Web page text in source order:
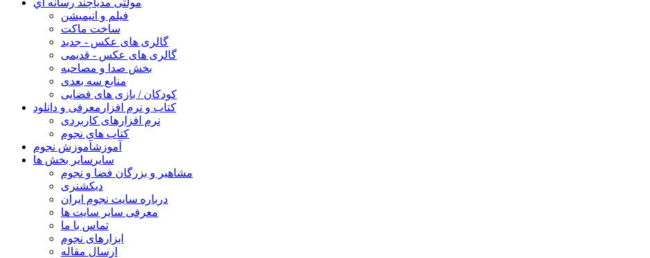
فیلم و انیمیشن
ساخت ماکت
گالری های عکس - جدید
گالری های عکس - قدیمی
بخش صدا و مصاحبه
منابع سه بعدی
کودکان / بازی های فضایی
کتاب و نرم افزار معرفی و دانلود
نرم افزارهای کاربردی
کتاب های نجوم
آموزشآموزش نجوم
سایر سایر بخش ها
مشاهیر و بزرگان فضا و نجوم
دیکشنری
درباره سایت نجوم ایران
معرفی سایر سایت ها
تماس با ما
ابزارهای نجوم
ارسال مقاله